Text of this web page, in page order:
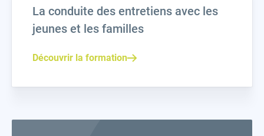
La conduite des entretiens avec les
jeunes et les familles
Découvrir la formation